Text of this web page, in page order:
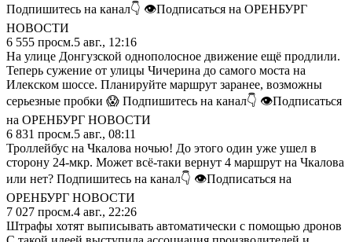
Подпишитесь на канал👇 👁Подписаться на ОРЕНБУРГ
НОВОСТИ
6 555 просм.5 авг., 12:16
На улице Донгузской однополосное движение ещё продлили.
Теперь сужение от улицы Чичерина до самого моста на
Илекском шоссе. Планируйте маршрут заранее, возможны
серьезные пробки 😱 Подпишитесь на канал👇 👁Подписаться
на ОРЕНБУРГ НОВОСТИ
6 831 просм.5 авг., 08:11
Троллейбус на Чкалова ночью! До этого один уже ушел в
сторону 24-мкр. Может всё-таки вернут 4 маршрут на Чкалова
или нет? Подпишитесь на канал👇 👁Подписаться на
ОРЕНБУРГ НОВОСТИ
7 027 просм.4 авг., 22:26
Штрафы хотят выписывать автоматически с помощью дронов